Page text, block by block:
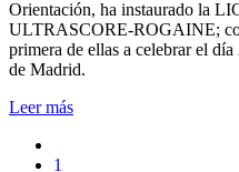
Orientación, ha instaurado la
ULTRASCORE-ROGAINE;
primera de ellas a celebrar el
de Madrid.
Leer más
1